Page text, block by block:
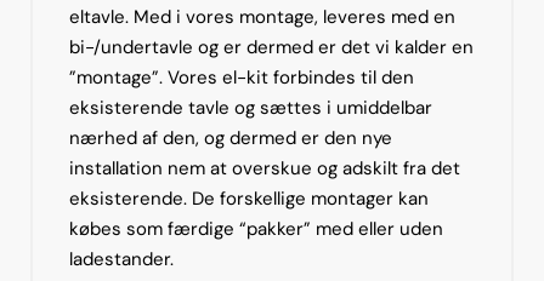
eltavle. Med i vores montage, leveres med en
bi-/undertavle og er dermed er det vi kalder en
”montage”. Vores el-kit forbindes til den
eksisterende tavle og sættes i umiddelbar
nærhed af den, og dermed er den nye
installation nem at overskue og adskilt fra det
eksisterende. De forskellige montager kan
købes som færdige “pakker” med eller uden
ladestander.